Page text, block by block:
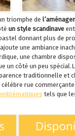
triomphe de
un style scandinave
donnant plus de
une ambiance
une chambre
un côté un peu
traditionnelle et
rue commerçante
tels que